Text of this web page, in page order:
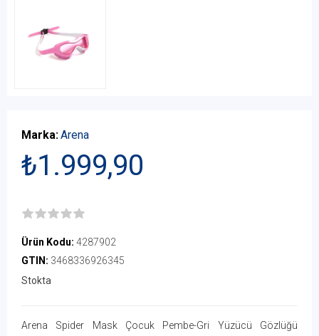
Marka:Arena
₺1.999,90
Ürün Kodu: 4287902
GTIN: 3468336926345
Stokta
Arena Spider Mask Çocuk Pembe-Gri Yüzücü Gözlüğü